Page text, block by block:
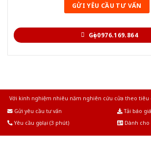
Gọi 0976.169.864
Với kinh nghiệm nhiêu năm nghiên cứu cửa theo tiêu
Gửi yêu cầu tư vấn
Tải báo
Yêu cầu gọi lại (3 phút)
Dành cho